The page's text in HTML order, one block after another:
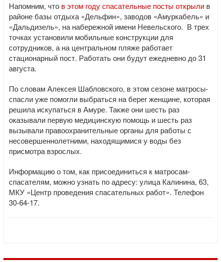
Напомним, что в этом году спасательные посты открыли в
районе базы отдыха «Дельфин», заводов «Амуркабель» и
«Дальдизель», на набережной имени Невельского. В трех
точках установили мобильные конструкции для
сотрудников, а на центральном пляже работает
стационарный пост. Работать они будут ежедневно до 31
августа.
По словам Алексея Шабловского, в этом сезоне матросы-
спасли уже помогли выбраться на берег женщине, которая
решила искупаться в Амуре. Также они шесть раз
оказывали первую медицинскую помощь и шесть раз
вызывали правоохранительные органы для работы с
несовершеннолетними, находящимися у воды без
присмотра взрослых.
Информацию о том, как присоединиться к матросам-
спасателям, можно узнать по адресу: улица Калинина, 63,
МКУ «Центр проведения спасательных работ». Телефон
30-64-17.